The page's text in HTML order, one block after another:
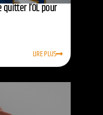
l’OL pour
LIRE PLUS